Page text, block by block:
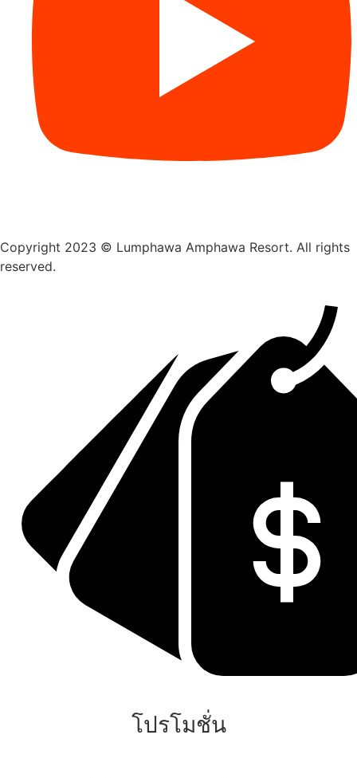
Copyright 2023 © Lumphawa Amphawa Resort. All rights
reserved.
โปรโมชั่น